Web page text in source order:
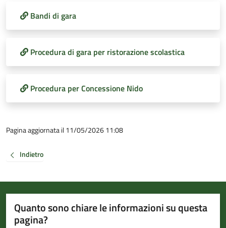
Bandi di gara
Procedura di gara per ristorazione scolastica
Procedura per Concessione Nido
Pagina aggiornata il 11/05/2026 11:08
Indietro
Quanto sono chiare le informazioni su questa
pagina?